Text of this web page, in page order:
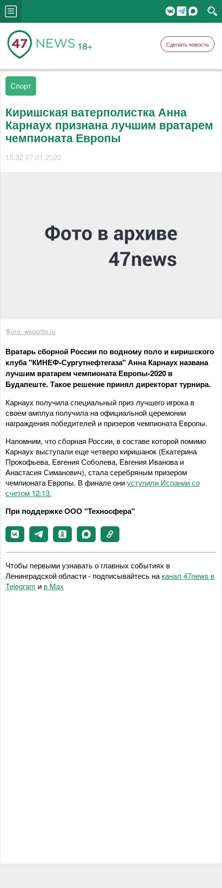
18+ Сделать новость
Спорт
Киришская ватерполистка Анна
Карнаух признана лучшим вратарем
чемпионата Европы
15:32 27.01.2020
Фото: wsportlo.ru
Вратарь сборной России по водному поло и киришского
клуба "КИНЕФ-Сургутнефтегаза" Анна Карнаух названа
лучшим вратарем чемпионата Европы-2020 в
Будапеште. Такое решение принял директорат турнира.
Карнаух получила специальный приз лучшего игрока в
своем амплуа получила на официальной церемонии
награждения победителей и призеров чемпионата Европы.
Напомним, что сборная России, в составе которой помимо
Карнаух выступали еще четверо киришанок (Екатерина
Прокофьева, Евгения Соболева, Евгения Иванова и
Анастасия Симанович), стала серебряным призером
чемпионата Европы. В финале ониуступили Испании со
счетом 12:13.
При поддержке ООО "Техносфера"
Чтобы первыми узнавать о главных событиях в
Ленинградской области - подписывайтесь на канал 47news в
Telegram и в Maх